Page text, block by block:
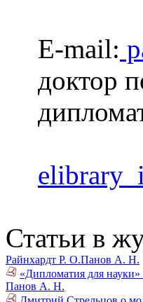
E-mail:
доктор
Статьи в
Райнхардт Р. О.Панов А. Н.
«Дипломатия для
Панов А. Н.